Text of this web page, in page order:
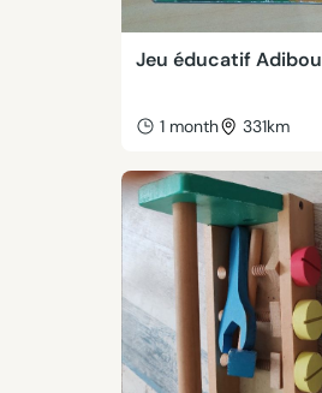
Jeu éducatif Adibou
1 month 331km